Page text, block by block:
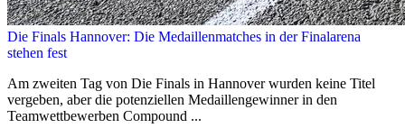
Die Finals Hannover: Die Medaillenmatches in der Finalarena
stehen fest
Am zweiten Tag von Die Finals in Hannover wurden keine Titel
vergeben, aber die potenziellen Medaillengewinner in den
Teamwettbewerben Compound ...